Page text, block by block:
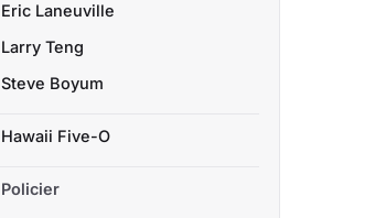
Eric Laneuville
Larry Teng
Steve Boyum
Hawaii Five-O
Policier